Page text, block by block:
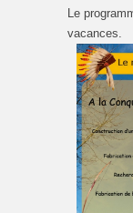
Le
vacances.